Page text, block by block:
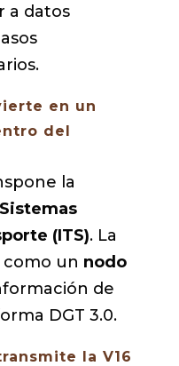
a datos
en un
del
la
Sistemas
(ITS). La
como un nodo
de
DGT 3.0.
la V16